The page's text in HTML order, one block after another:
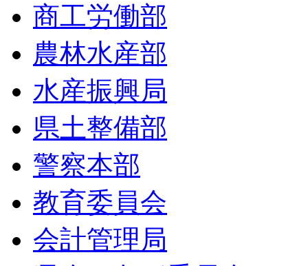
商工労働部
農林水産部
水産振興局
県土整備部
警察本部
教育委員会
会計管理局